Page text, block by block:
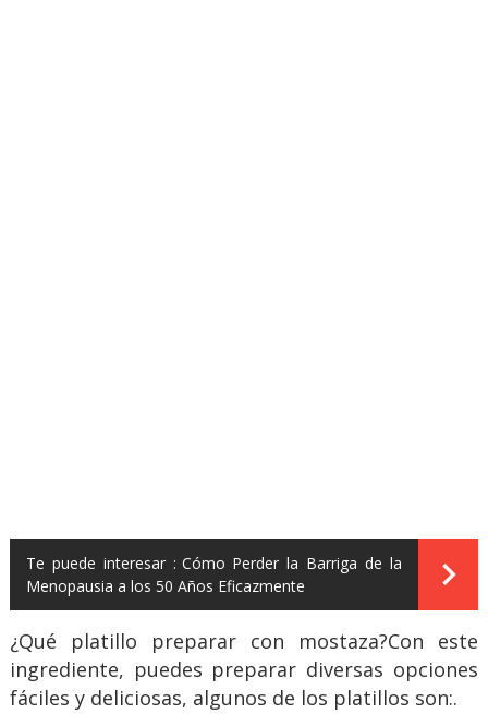
Te puede interesar : Cómo Perder la Barriga de la
Menopausia a los 50 Años Eficazmente
¿Qué platillo preparar con mostaza?Con este
ingrediente, puedes preparar diversas opciones
fáciles y deliciosas, algunos de los platillos son:.